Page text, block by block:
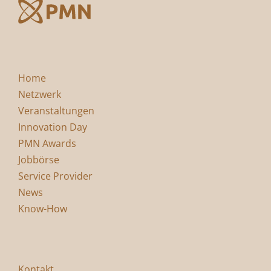
Home
Netzwerk
Veranstaltungen
Innovation Day
PMN Awards
Jobbörse
Service Provider
News
Know-How